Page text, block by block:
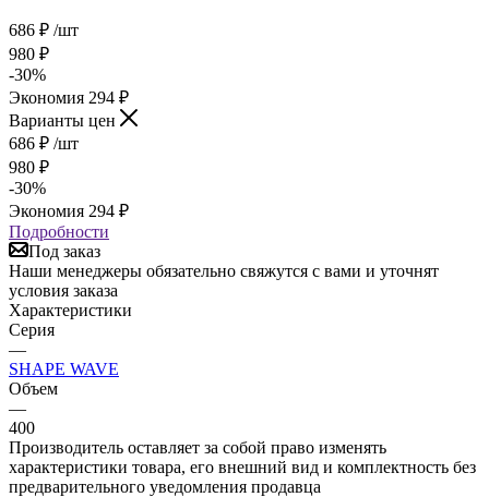
686 ₽ /шт
980 ₽
-30%
Экономия 294 ₽
Варианты цен
686 ₽ /шт
980 ₽
-30%
Экономия 294 ₽
Подробности
Под заказ
Наши менеджеры обязательно свяжутся с вами и уточнят
условия заказа
Характеристики
Серия
—
SHAPE WAVE
Объем
—
400
Производитель оставляет за собой право изменять
характеристики товара, его внешний вид и комплектность без
предварительного уведомления продавца